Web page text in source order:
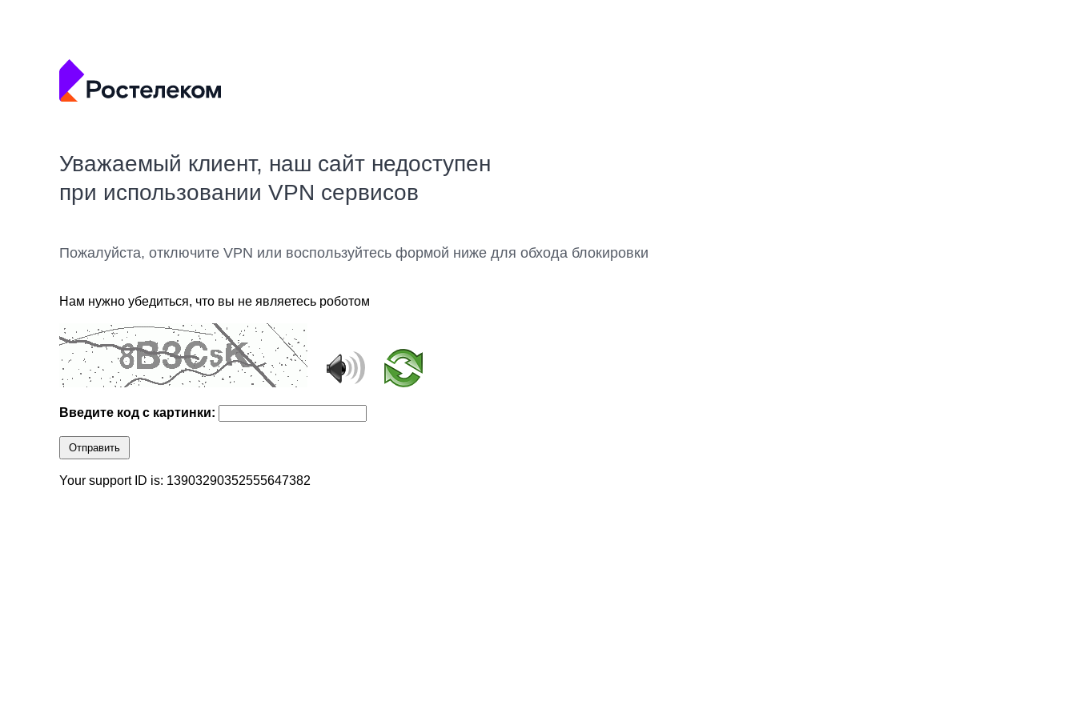
Уважаемый клиент, наш сайт недоступен
при использовании VPN сервисов
Пожалуйста, отключите VPN или воспользуйтесь формой ниже для обхода блокировки
Нам нужно убедиться, что вы не являетесь роботом
Введите код с картинки:
Отправить
Your support ID is: 13903290352555647382